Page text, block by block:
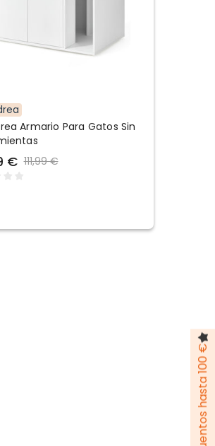
Armario Para Gatos Sin
€ 111,99 €